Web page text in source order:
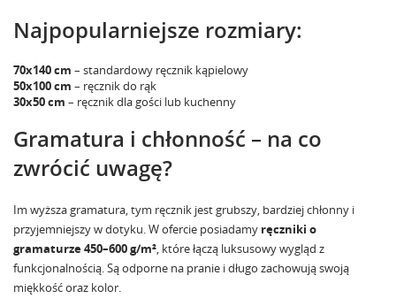
Najpopularniejsze rozmiary:
70x140 cm – standardowy ręcznik kąpielowy
50x100 cm – ręcznik do rąk
30x50 cm – ręcznik dla gości lub kuchenny
Gramatura i chłonność – na co
zwrócić uwagę?
Im wyższa gramatura, tym ręcznik jest grubszy, bardziej chłonny i
przyjemniejszy w dotyku. W ofercie posiadamy ręczniki o
gramaturze 450–600 g/m², które łączą luksusowy wygląd z
funkcjonalnością. Są odporne na pranie i długo zachowują swoją
miękkość oraz kolor.